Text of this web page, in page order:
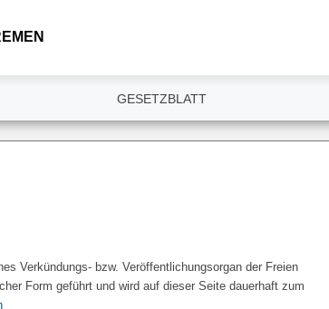
GESETZBLATT
Verkündungs- bzw. Veröffentlichungsorgan der Freien
Form geführt und wird auf dieser Seite dauerhaft zum